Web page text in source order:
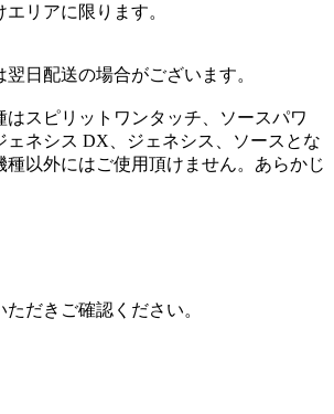
エリアに限ります。
翌日配送の場合がございます。
はスピリットワンタッチ、ソースパワ
ェネシス DX、ジェネシス、ソースとな
種以外にはご使用頂けません。あらかじ
だきご確認ください。